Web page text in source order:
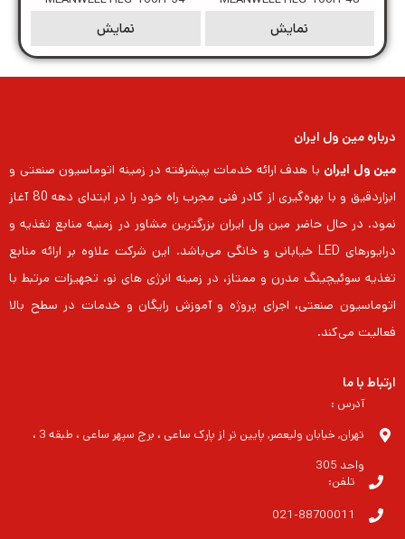
نمایش نمایش
درباره مین ول ایران
مین ول ایران با هدف ارائه خدمات پیشرفته در زمینه اتوماسیون صنعتی و
ابزاردقیق و با بهره‌گیری از کادر فنی مجرب راه خود را در ابتدای دهه 80 آغاز
نمود. در حال حاضر مین ول ایران بزرگترین مشاور در زمنیه منابع تغذیه و
درایورهای LED خیابانی و خانگی می‌باشد. این شرکت علاوه بر ارائه منابع
تغذیه سوئیچینگ مدرن و ممتاز، در زمینه انرژی های نو، تجهیزات مرتبط با
اتوماسیون صنعتی، اجرای پروژه و آموزش رایگان و خدمات در سطح بالا
فعالیت می‌کند.
ارتباط با ما
آدرس :
تهران, خیابان ولیعصر, پایین تر از پارک ساعی ، برج سپهر ساعی ، طبقه 3 ،
واحد 305
تلفن:
021-88700011